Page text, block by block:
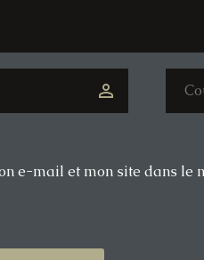
e-mail et mon site dans